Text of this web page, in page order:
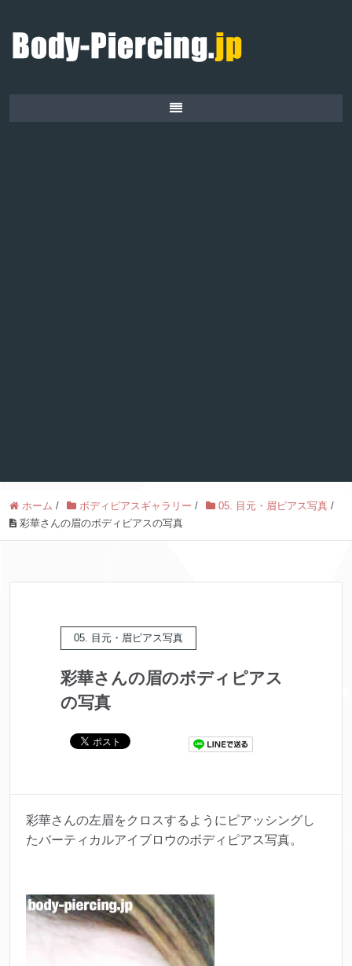
ホーム / ボディピアスギャラリー / 05. 目元・眉ピアス写真 /
彩華さんの眉のボディピアスの写真
05. 目元・眉ピアス写真
彩華さんの眉のボディピアス
の写真
彩華さんの左眉をクロスするようにピアッシングし
たバーティカルアイブロウのボディピアス写真。